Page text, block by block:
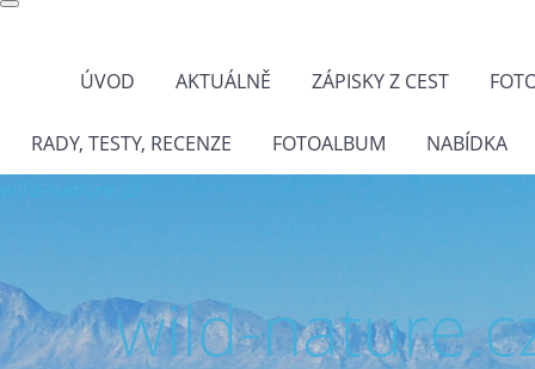
ÚVOD AKTUÁLNĚ ZÁPISKY Z CEST
RADY, TESTY, RECENZE FOTOALBUM NABÍDKA
wild-